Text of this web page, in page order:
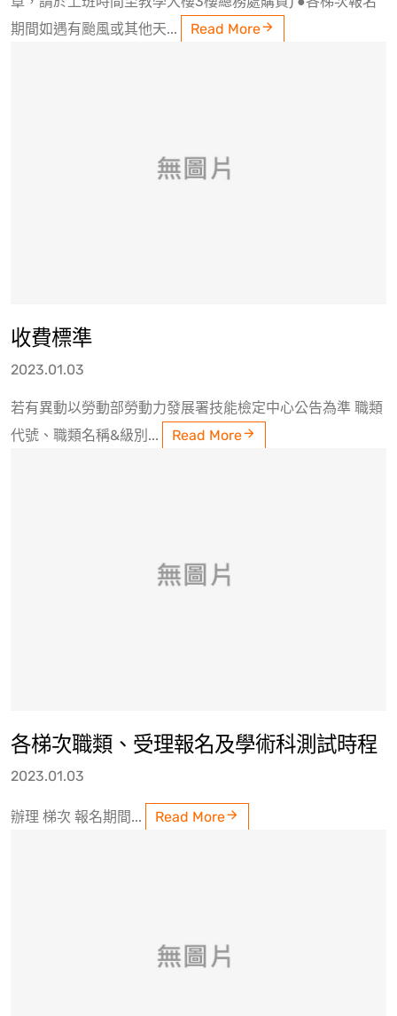
期間如遇有颱風或其他天...
Read More
收費標準
2023.01.03
若有異動以勞動部勞動力發展署技能檢定中心公告為準 職類
代號、職類名稱&級別...
Read More
各梯次職類、受理報名及學術科測試時程
2023.01.03
辦理 梯次 報名期間... Read More